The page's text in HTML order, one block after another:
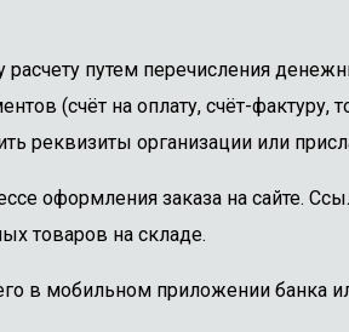
путем перечисления
(счёт на оплату, счёт-фактуру,
реквизиты организации или
оформления заказа на сайте.
товаров на складе.
в мобильном приложении банка